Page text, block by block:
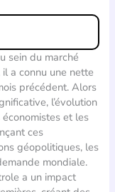
sein du marché
a connu une nette
précédent. Alors
l’évolution
et les
ces
géopolitiques, les
mondiale.
a un impact